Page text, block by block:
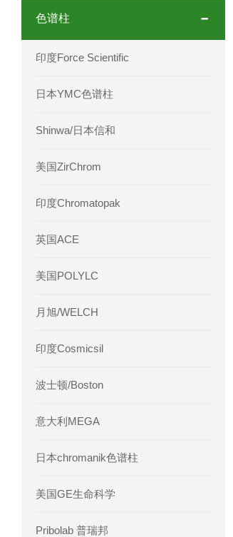
印度Force Scientific
色谱柱
印度Force Scientific
日本YMC色谱柱
Shinwa/日本信和
美国ZirChrom
印度Chromatopak
英国ACE
美国POLYLC
月旭/WELCH
印度Cosmicsil
波士顿/Boston
意大利MEGA
日本chromanik色谱柱
美国GE生命科学
Pribolab 普瑞邦